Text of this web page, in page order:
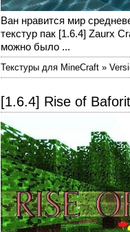
Ван нравится мир
текстур пак [1.6.4] Zaurx
можно было ...
Текстуры для MineCraft »
[1.6.4] Rise of